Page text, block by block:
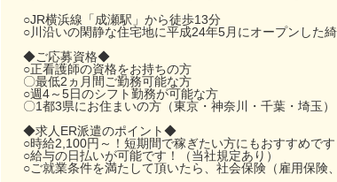
○JR横浜線「成瀬駅」から徒歩13分
○川沿いの閑静な住宅地に平成24年5月にオープンした
◆ご応募資格◆
○正看護師の資格をお持ちの方
〇最低2ヵ月間ご勤務可能な方
○週4～5日のシフト勤務が可能な方
〇1都3県にお住まいの方（東京・神奈川・千葉・埼玉）
◆求人ER派遣のポイント◆
○時給2,100円～！短期間で稼ぎたい方にもおすすめです
○給与の日払いが可能です！（当社規定あり）
○ご就業条件を満たして頂いたら、社会保険（雇用保険